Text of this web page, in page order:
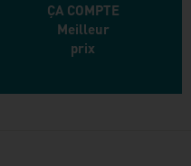
ÇA COMPTE
Meilleur
prix